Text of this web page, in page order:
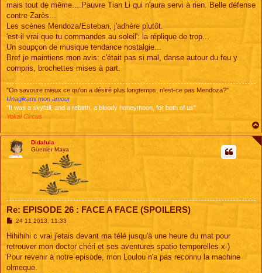
mais tout de même....Pauvre Tian Li qui n'aura servi à rien. Belle défense
contre Zarès...
Les scènes Mendoza/Esteban, j'adhère plutôt.
'est-il vrai que tu commandes au soleil': la réplique de trop...
Un soupçon de musique tendance nostalgie...
Bref je maintiens mon avis: c'était pas si mal, danse autour du feu y
compris, brochettes mises à part.
"On savoure mieux ce qu'on a désiré plus longtemps, n'est-ce pas Mendoza?"
Unagikami mon amour
"It was a skyfall, and a rebirth, a bloody honeymoon, for both of us"
Yokai Circus
Didalula
Guerrier Maya
Re: EPISODE 26 : FACE A FACE (SPOILERS)
M
s
a
g
24 11 2013, 11:33
Hihihihi c vrai j'etais devant ma télé jusqu'à une heure du mat pour
retrouver mon doctor chéri et ses aventures spatio temporelles x-)
Pour revenir à notre episode, mon Loulou n'a pas reconnu la machine
olmeque.